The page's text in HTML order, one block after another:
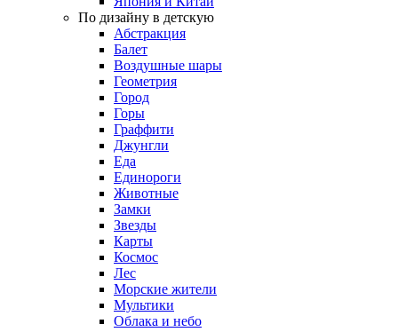
По дизайну в детскую
Абстракция
Балет
Воздушные шары
Геометрия
Город
Горы
Граффити
Джунгли
Еда
Единороги
Животные
Замки
Звезды
Карты
Космос
Лес
Морские жители
Мультики
Облака и небо